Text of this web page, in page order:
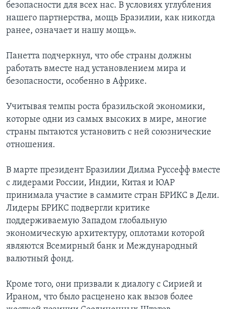
безопасности для всех нас. В условиях углубления
нашего партнерства, мощь Бразилии, как никогда
ранее, означает и нашу мощь».
Панетта подчеркнул, что обе страны должны
работать вместе над установлением мира и
безопасности, особенно в Африке.
Учитывая темпы роста бразильской экономики,
которые одни из самых высоких в мире, многие
страны пытаются установить с ней союзнические
отношения.
В марте президент Бразилии Дилма Руссефф вместе
с лидерами России, Индии, Китая и ЮАР
принимала участие в саммите стран БРИКС в Дели.
Лидеры БРИКС подвергли критике
поддерживаемую Западом глобальную
экономическую архитектуру, оплотами которой
являются Всемирный банк и Международный
валютный фонд.
Кроме того, они призвали к диалогу с Сирией и
Ираном, что было расценено как вызов более